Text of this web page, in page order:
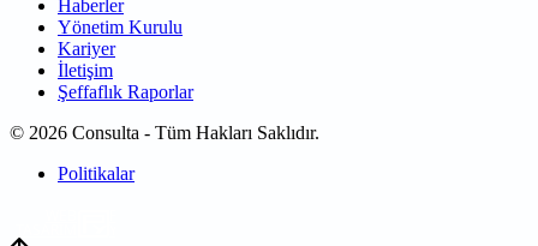
Haberler
Yönetim Kurulu
Kariyer
İletişim
Şeffaflık Raporlar
© 2026 Consulta - Tüm Hakları Saklıdır.
Politikalar